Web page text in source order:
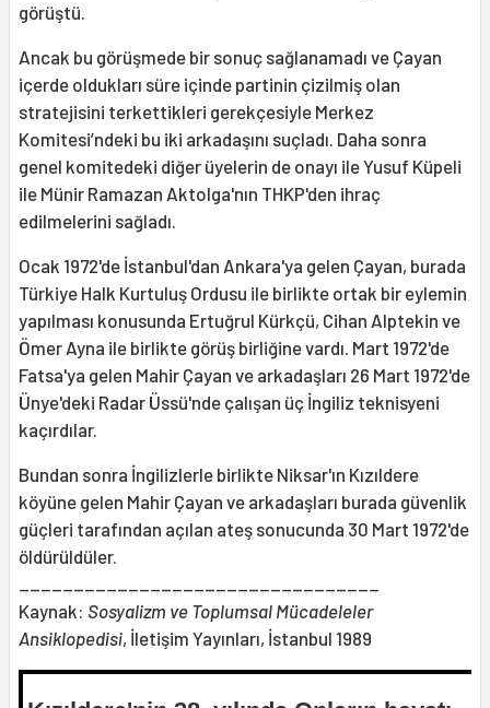
görüştü.
Ancak bu görüşmede bir sonuç sağlanamadı ve Çayan
içerde oldukları süre içinde partinin çizilmiş olan
stratejisini terkettikleri gerekçesiyle Merkez
Komitesi’ndeki bu iki arkadaşını suçladı. Daha sonra
genel komitedeki diğer üyelerin de onayı ile Yusuf Küpeli
ile Münir Ramazan Aktolga'nın THKP'den ihraç
edilmelerini sağladı.
Ocak 1972'de İstanbul'dan Ankara'ya gelen Çayan, burada
Türkiye Halk Kurtuluş Ordusu ile birlikte ortak bir eylemin
yapılması konusunda Ertuğrul Kürkçü, Cihan Alptekin ve
Ömer Ayna ile birlikte görüş birliğine vardı. Mart 1972'de
Fatsa'ya gelen Mahir Çayan ve arkadaşları 26 Mart 1972'de
Ünye'deki Radar Üssü'nde çalışan üç İngiliz teknisyeni
kaçırdılar.
Bundan sonra İngilizlerle birlikte Niksar'ın Kızıldere
köyüne gelen Mahir Çayan ve arkadaşları burada güvenlik
güçleri tarafından açılan ateş sonucunda 30 Mart 1972'de
öldürüldüler.
_________________________________
Kaynak: Sosyalizm ve Toplumsal Mücadeleler
Ansiklopedisi, İletişim Yayınları, İstanbul 1989